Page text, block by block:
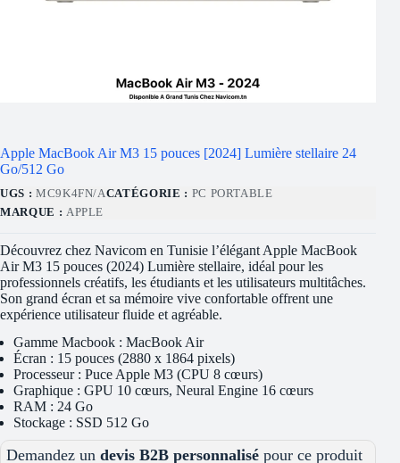
Apple MacBook Air M3 15 pouces [2024] Lumière stellaire 24
Go/512 Go
UGS : MC9K4FN/ACATÉGORIE : PC PORTABLE
MARQUE : APPLE
Découvrez chez Navicom en Tunisie l’élégant Apple MacBook
Air M3 15 pouces (2024) Lumière stellaire, idéal pour les
professionnels créatifs, les étudiants et les utilisateurs multitâches.
Son grand écran et sa mémoire vive confortable offrent une
expérience utilisateur fluide et agréable.
Gamme Macbook : MacBook Air
Écran : 15 pouces (2880 x 1864 pixels)
Processeur : Puce Apple M3 (CPU 8 cœurs)
Graphique : GPU 10 cœurs, Neural Engine 16 cœurs
RAM : 24 Go
Stockage : SSD 512 Go
Demandez un devis B2B personnalisé pour ce produit